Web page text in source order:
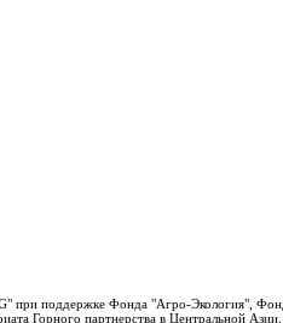
при поддержке Фонда "Агро-Экология",
Горного партнерства в Центральной